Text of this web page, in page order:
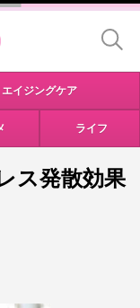
エイジングケア
ライフ
ス発散効果